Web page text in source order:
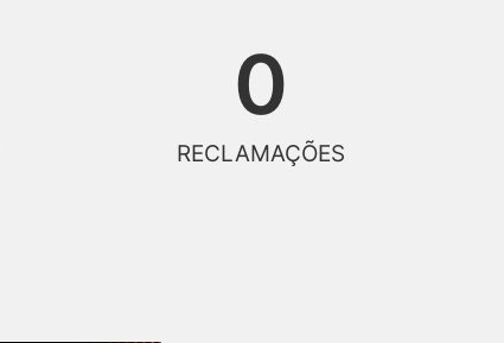
RECLAMAÇÕES
0